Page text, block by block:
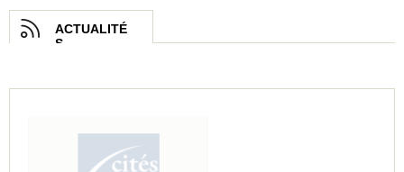
ACTUALITÉ
S